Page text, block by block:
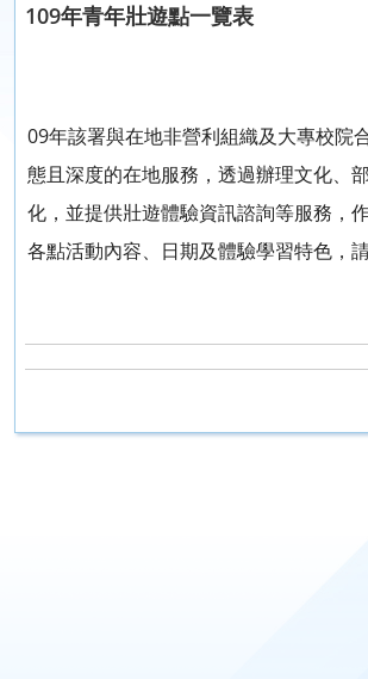
109年青年壯遊點一覽表
09年該署與在地非營利組織及大專校院
態且深度的在地服務，透過辦理文化、
化，並提供壯遊體驗資訊諮詢等服務，
各點活動內容、日期及體驗學習特色，